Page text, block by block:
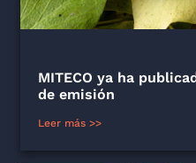
MITECO ya ha
de emisión
Leer más >>